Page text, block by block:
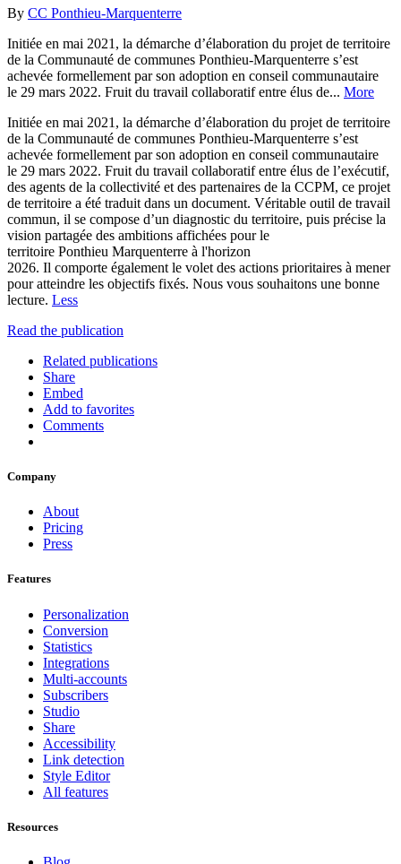
By CC Ponthieu-Marquenterre
Initiée en mai 2021, la démarche d’élaboration du projet de territoire
de la Communauté de communes Ponthieu-Marquenterre s’est
achevée formellement par son adoption en conseil communautaire
le 29 mars 2022. Fruit du travail collaboratif entre élus de... More
Initiée en mai 2021, la démarche d’élaboration du projet de territoire
de la Communauté de communes Ponthieu-Marquenterre s’est
achevée formellement par son adoption en conseil communautaire
le 29 mars 2022. Fruit du travail collaboratif entre élus de l’exécutif,
des agents de la collectivité et des partenaires de la CCPM, ce projet
de territoire a été traduit dans un document. Véritable outil de travail
commun, il se compose d’un diagnostic du territoire, puis précise la
vision partagée des ambitions affichées pour le
territoire Ponthieu Marquenterre à l'horizon
2026. Il comporte également le volet des actions prioritaires à mener
pour atteindre les objectifs fixés. Nous vous souhaitons une bonne
lecture. Less
Read the publication
Related publications
Share
Embed
Add to favorites
Comments
Company
About
Pricing
Press
Features
Personalization
Conversion
Statistics
Integrations
Multi-accounts
Subscribers
Studio
Share
Accessibility
Link detection
Style Editor
All features
Resources